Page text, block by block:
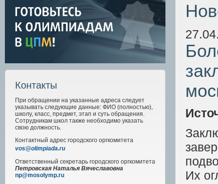
Контакты
При обращении на указанные адреса следует
указывать следующие данные: ФИО (полностью),
школу, класс, предмет, этап и суть обращения.
Сотрудникам школ также необходимо указать
свою должность.
Контактный адрес городского оргкомитета
vos@olimpiada.ru
Ответственный секретарь городского оргкомитета
Петровская Наталья Вячеславовна
np@mosolymp.ru
Их